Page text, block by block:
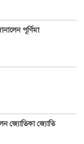
পূর্ণিমা
জ্যোতিকা জ্যোতি